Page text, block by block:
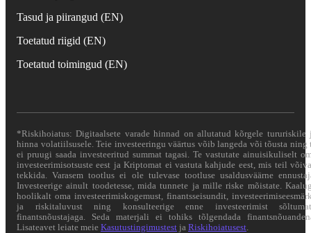
Tasud ja piirangud (EN)
Toetatud riigid (EN)
Toetatud toimingud (EN)
*Riskihoiatus: Digitaalsete varade hinnad on allutatud kõrgele tururiskile
hinna volatiilsusele. Teie investeeringu väärtus võib langeda või tõusta ning
ei pruugi saada investeeritud summat tagasi. Te vastutate ainuisikuliselt
investeerimisotsuste eest ja Kriptomat ei vastuta kahjude eest, mis teil
tekkida. Varasem tootlus ei ole tulevase tootluse usaldusväärne
Investeerige ainult toodetesse, mida tunnete ja mille riske mõistate.
hoolikalt oma investeerimiskogemust, finantsseisundit,
ja riskitaluvust ning konsulteerige enne investeerimist
finantsnõustajaga. Seda materjali ei tohiks tõlgendada
Lisateavet leiate meie Kasutustingimustest ja Riskihoiatusest